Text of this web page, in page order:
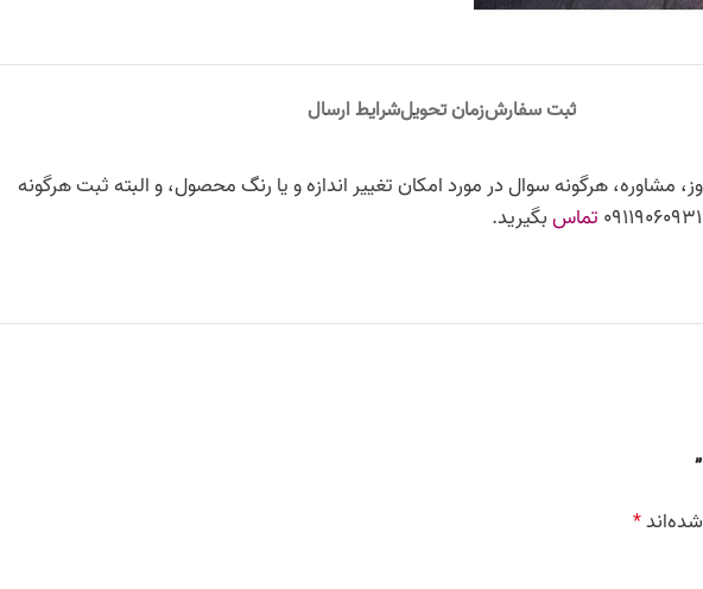
ثبت سفارشزمان تحویلشرایط ارسال
مشاوره، هرگونه سوال در مورد امکان تغییر اندازه و یا رنگ محصول، و البته ثبت هرگونه
تماسبگیرید.
*